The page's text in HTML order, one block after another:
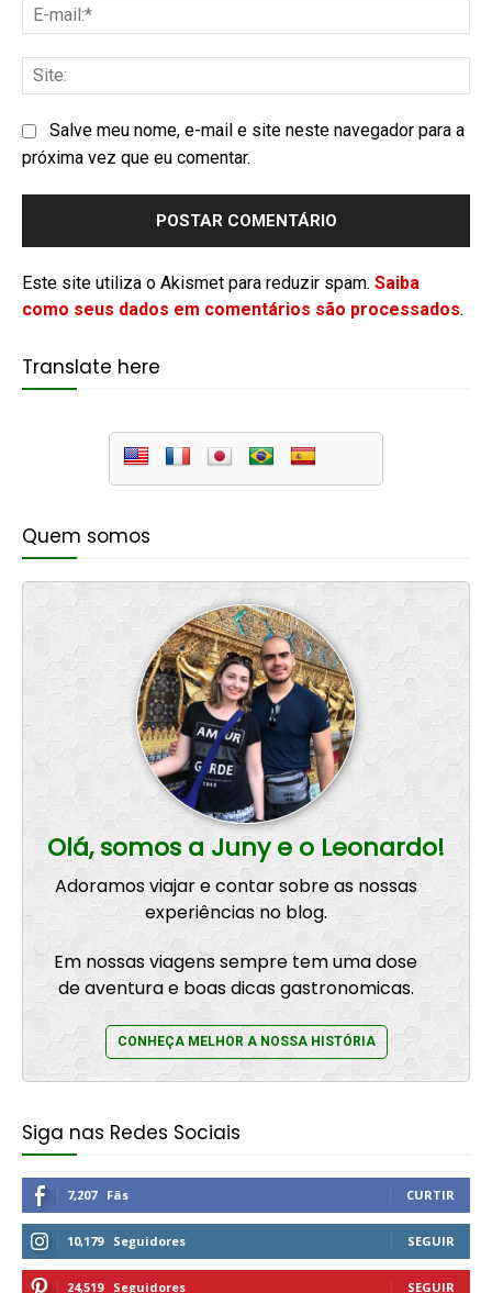
Salve meu nome, e-mail e site neste navegador para a
próxima vez que eu comentar.
Este site utiliza o Akismet para reduzir spam. Saiba
como seus dados em comentários são processados.
Translate here
Quem somos
Olá, somos a Juny e o Leonardo!
Adoramos viajar e contar sobre as nossas
experiências no blog.
Em nossas viagens sempre tem uma dose
de aventura e boas dicas gastronomicas.
CONHEÇA MELHOR A NOSSA HISTÓRIA
Siga nas Redes Sociais
7,207 Fãs CURTIR
10,179 Seguidores SEGUIR
24,519 Seguidores SEGUIR